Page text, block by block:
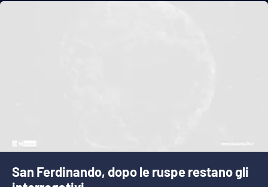
San Ferdinando, dopo le ruspe restano gli